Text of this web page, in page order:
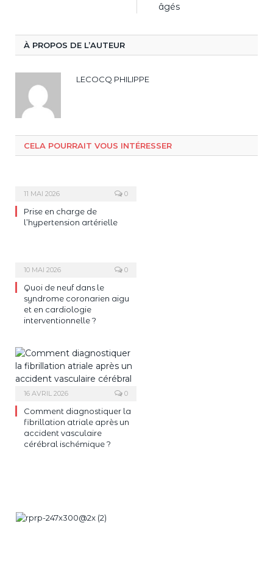
âgés
À PROPOS DE L’AUTEUR
LECOCQ PHILIPPE
CELA POURRAIT VOUS INTÉRESSER
11 MAI 2026 0
Prise en charge de
l’hypertension artérielle
10 MAI 2026 0
Quoi de neuf dans le
syndrome coronarien aigu
et en cardiologie
interventionnelle ?
16 AVRIL 2026 0
Comment diagnostiquer la
fibrillation atriale après un
accident vasculaire
cérébral ischémique ?